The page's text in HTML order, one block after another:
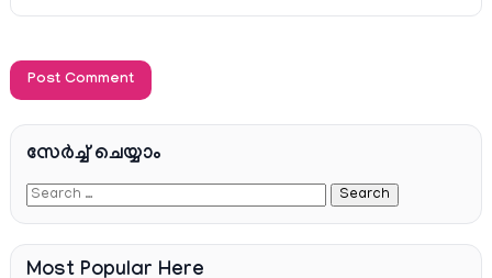
സേര്‍ച്ച്‌ ചെയ്യാം
Most Popular Here